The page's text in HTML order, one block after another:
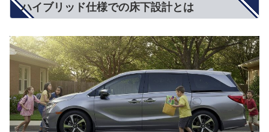
ハイブリッド仕様での床下設計とは